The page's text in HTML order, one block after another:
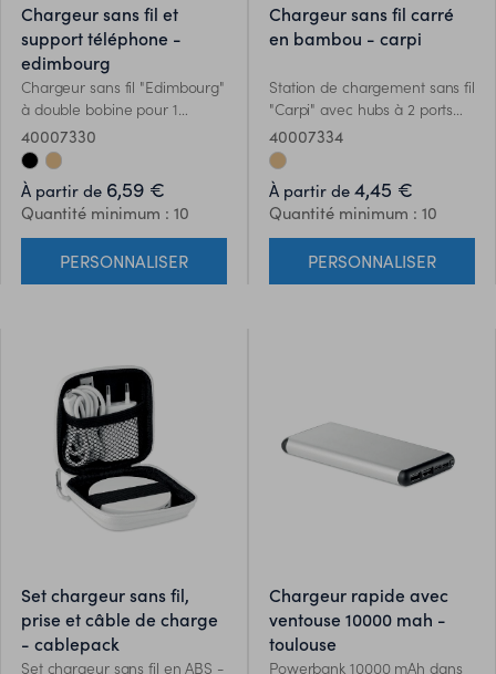
chargeur sans fil et
support téléphone -
edimbourg
Chargeur sans fil "Edimbourg"
à double bobine pour 1
appareil dans un boîtier en
bambou et avec
fonctionnalité de support.
Sortie: DC5V/1A (5W).
Compatible avec les derniers
Androids, iPhone® 8, X et plus
récents. Le bambou est un
produit naturel, et présente
40007330
À partir de 6,59 €
Quantité minimum : 10
PERSONNALISER
chargeur sans fil carré
en bambou - carpi
Station de chargement sans fil
"Carpi" avec hubs à 2 ports
2.0 pour Smartphones. Sortie
DC DC5V/1A (5W). Compatible
Android récents, Iphone® 8, X
et plus récents. Le bambou
est un produit naturel, et
présente de légères variations
de couleur, de décoration et
de tailles.
40007334
À partir de 4,45 €
Quantité minimum : 10
PERSONNALISER
set chargeur sans fil,
prise et câble de charge
- cablepack
Set chargeur sans fil en ABS -
chargeur rapide avec
ventouse 10000 mah -
toulouse
Powerbank 10000 mAh dans